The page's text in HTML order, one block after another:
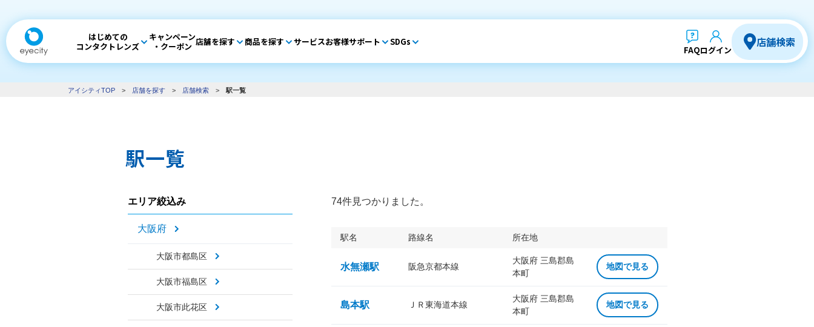
はじめての
コンタクトレンズ
キャンペーン
・クーポン 店舗を探す 商品を探す サービスお客様サポート SDGs
FAQログイン
店舗検索
アイシティTOP > 店舗を探す > 店舗検索 > 駅一覧
駅一覧
エリア絞込み
大阪府
大阪市都島区
大阪市福島区
大阪市此花区
74件見つかりました。
駅名 路線名 所在地
水無瀬駅 阪急京都本線
大阪府 三島郡島
本町
地図で見る
島本駅 ＪＲ東海道本線
大阪府 三島郡島
本町
地図で見る